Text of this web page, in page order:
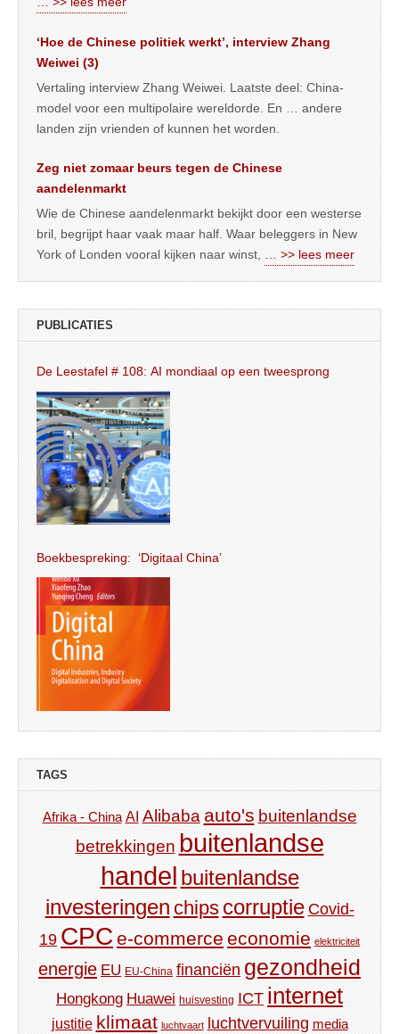
‘Hoe de Chinese politiek werkt’, interview Zhang
Weiwei (3)
Vertaling interview Zhang Weiwei. Laatste deel: China-
model voor een multipolaire wereldorde. En … andere
landen zijn vrienden of kunnen het worden.
Zeg niet zomaar beurs tegen de Chinese
aandelenmarkt
Wie de Chinese aandelenmarkt bekijkt door een westerse
bril, begrijpt haar vaak maar half. Waar beleggers in New
York of Londen vooral kijken naar winst,
… >> lees meer
PUBLICATIES
De Leestafel # 108: AI mondiaal op een tweesprong
Boekbespreking: ‘Digitaal China’
TAGS
Afrika - China AI Alibaba auto's buitenlandse
betrekkingen buitenlandse
handel buitenlandse
investeringen chips corruptie Covid-
19 CPC e-commerce economie elektriciteit
energie EU EU-China financiën gezondheid
Hongkong Huawei huisvesting ICT internet
justitie klimaat luchtvaart luchtvervuiling media